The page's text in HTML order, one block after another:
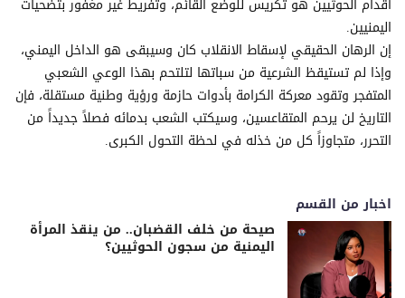
أقدام الحوثيين هو تكريس للوضع القائم، وتفريط غير مغفور بتضحيات
اليمنيين.
إن الرهان الحقيقي لإسقاط الانقلاب كان وسيبقى هو الداخل اليمني،
وإذا لم تستيقظ الشرعية من سباتها لتلتحم بهذا الوعي الشعبي
المتفجر وتقود معركة الكرامة بأدوات حازمة ورؤية وطنية مستقلة، فإن
التاريخ لن يرحم المتقاعسين، وسيكتب الشعب بدمائه فصلاً جديداً من
التحرر، متجاوزاً كل من خذله في لحظة التحول الكبرى.
اخبار من القسم
صيحة من خلف القضبان.. من ينقذ المرأة
اليمنية من سجون الحوثيين؟